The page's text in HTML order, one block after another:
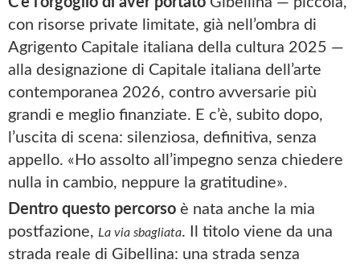
con risorse private limitate, già nell’ombra di
Agrigento Capitale italiana della cultura 2025 —
alla designazione di Capitale italiana dell’arte
contemporanea 2026, contro avversarie più
grandi e meglio finanziate. E c’è, subito dopo,
l’uscita di scena: silenziosa, definitiva, senza
appello. «Ho assolto all’impegno senza chiedere
nulla in cambio, neppure la gratitudine».
Dentro questo percorso è nata anche la mia
postfazione, La via sbagliata. Il titolo viene da una
strada reale di Gibellina: una strada senza